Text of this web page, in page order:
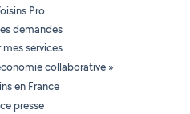
Pro
demandes
mes services
collaborative »
en France
presse